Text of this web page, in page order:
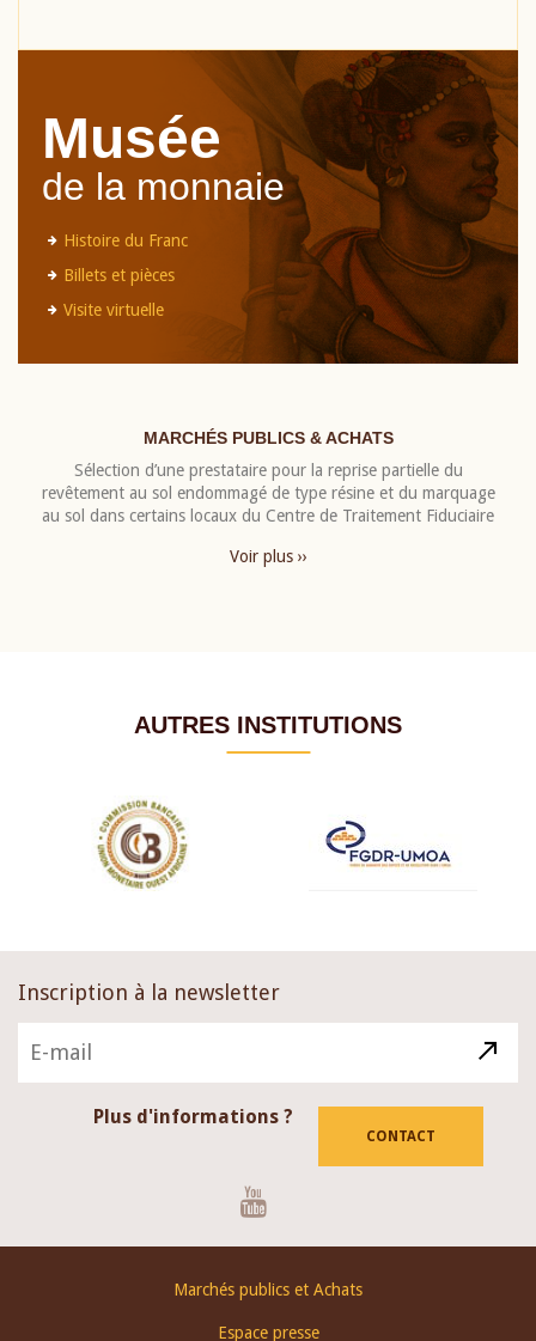
Musée
de la monnaie
Histoire du Franc
Billets et pièces
Visite virtuelle
MARCHÉS PUBLICS & ACHATS
Sélection d’une prestataire pour la reprise partielle du
revêtement au sol endommagé de type résine et du marquage
au sol dans certains locaux du Centre de Traitement Fiduciaire
Voir plus ››
AUTRES INSTITUTIONS
Inscription à la newsletter
Plus d'informations ?
CONTACT
Marchés publics et Achats
Espace presse